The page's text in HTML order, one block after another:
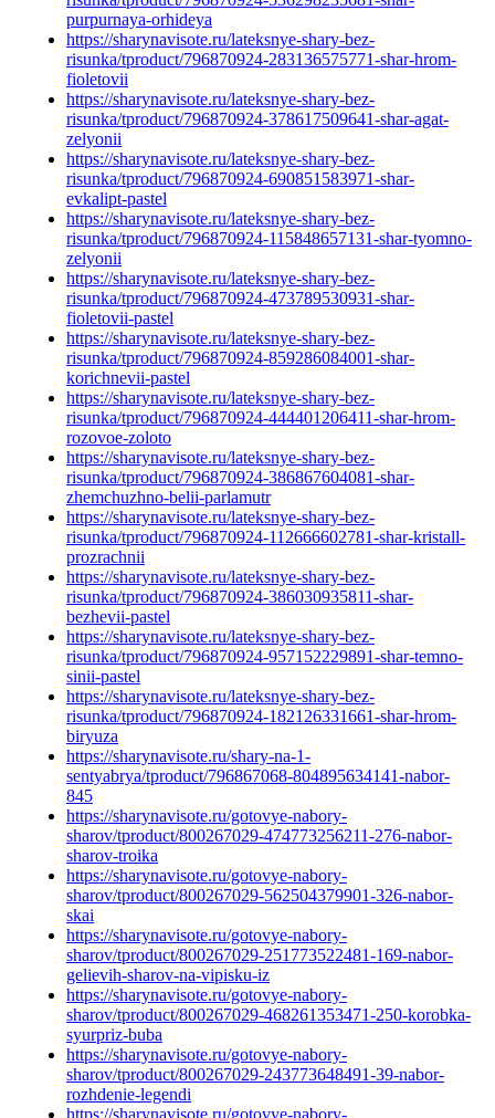
purpurnaya-orhideya
https://sharynavisote.ru/lateksnye-shary-bez-
risunka/tproduct/796870924-283136575771-shar-hrom-
fioletovii
https://sharynavisote.ru/lateksnye-shary-bez-
risunka/tproduct/796870924-378617509641-shar-agat-
zelyonii
https://sharynavisote.ru/lateksnye-shary-bez-
risunka/tproduct/796870924-690851583971-shar-
evkalipt-pastel
https://sharynavisote.ru/lateksnye-shary-bez-
risunka/tproduct/796870924-115848657131-shar-tyomno-
zelyonii
https://sharynavisote.ru/lateksnye-shary-bez-
risunka/tproduct/796870924-473789530931-shar-
fioletovii-pastel
https://sharynavisote.ru/lateksnye-shary-bez-
risunka/tproduct/796870924-859286084001-shar-
korichnevii-pastel
https://sharynavisote.ru/lateksnye-shary-bez-
risunka/tproduct/796870924-444401206411-shar-hrom-
rozovoe-zoloto
https://sharynavisote.ru/lateksnye-shary-bez-
risunka/tproduct/796870924-386867604081-shar-
zhemchuzhno-belii-parlamutr
https://sharynavisote.ru/lateksnye-shary-bez-
risunka/tproduct/796870924-112666602781-shar-kristall-
prozrachnii
https://sharynavisote.ru/lateksnye-shary-bez-
risunka/tproduct/796870924-386030935811-shar-
bezhevii-pastel
https://sharynavisote.ru/lateksnye-shary-bez-
risunka/tproduct/796870924-957152229891-shar-temno-
sinii-pastel
https://sharynavisote.ru/lateksnye-shary-bez-
risunka/tproduct/796870924-182126331661-shar-hrom-
biryuza
https://sharynavisote.ru/shary-na-1-
sentyabrya/tproduct/796867068-804895634141-nabor-
845
https://sharynavisote.ru/gotovye-nabory-
sharov/tproduct/800267029-474773256211-276-nabor-
sharov-troika
https://sharynavisote.ru/gotovye-nabory-
sharov/tproduct/800267029-562504379901-326-nabor-
skai
https://sharynavisote.ru/gotovye-nabory-
sharov/tproduct/800267029-251773522481-169-nabor-
gelievih-sharov-na-vipisku-iz
https://sharynavisote.ru/gotovye-nabory-
sharov/tproduct/800267029-468261353471-250-korobka-
syurpriz-buba
https://sharynavisote.ru/gotovye-nabory-
sharov/tproduct/800267029-243773648491-39-nabor-
rozhdenie-legendi
https://sharynavisote.ru/gotovye-nabory-